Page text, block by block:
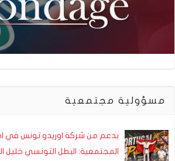
مسؤولية مجتمعية
بدعم من شركة اوريدو تونس في
المجتمعية: البطل التونسي خليل